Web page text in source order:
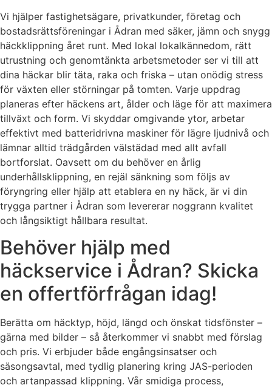
Vi hjälper fastighetsägare, privatkunder, företag och
bostadsrättsföreningar i Ådran med säker, jämn och snygg
häckklippning året runt. Med lokal lokalkännedom, rätt
utrustning och genomtänkta arbetsmetoder ser vi till att
dina häckar blir täta, raka och friska – utan onödig stress
för växten eller störningar på tomten. Varje uppdrag
planeras efter häckens art, ålder och läge för att maximera
tillväxt och form. Vi skyddar omgivande ytor, arbetar
effektivt med batteridrivna maskiner för lägre ljudnivå och
lämnar alltid trädgården välstädad med allt avfall
bortforslat. Oavsett om du behöver en årlig
underhållsklippning, en rejäl sänkning som följs av
föryngring eller hjälp att etablera en ny häck, är vi din
trygga partner i Ådran som levererar noggrann kvalitet
och långsiktigt hållbara resultat.
Behöver hjälp med
häckservice i Ådran? Skicka
en offertförfrågan idag!
Berätta om häcktyp, höjd, längd och önskat tidsfönster –
gärna med bilder – så återkommer vi snabbt med förslag
och pris. Vi erbjuder både engångsinsatser och
säsongsavtal, med tydlig planering kring JAS-perioden
och artanpassad klippning. Vår smidiga process,